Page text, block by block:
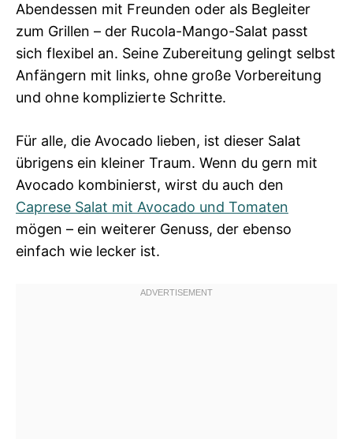
Abendessen mit Freunden oder als Begleiter
zum Grillen – der Rucola-Mango-Salat passt
sich flexibel an. Seine Zubereitung gelingt selbst
Anfängern mit links, ohne große Vorbereitung
und ohne komplizierte Schritte.
Für alle, die Avocado lieben, ist dieser Salat
übrigens ein kleiner Traum. Wenn du gern mit
Avocado kombinierst, wirst du auch den
Caprese Salat mit Avocado und Tomaten
mögen – ein weiterer Genuss, der ebenso
einfach wie lecker ist.